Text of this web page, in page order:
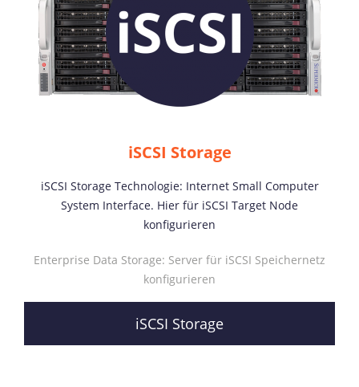
iSCSI Storage
iSCSI Storage Technologie: Internet Small Computer
System Interface. Hier für iSCSI Target Node
konfigurieren
Enterprise Data Storage: Server für iSCSI Speichernetz
konfigurieren
iSCSI Storage